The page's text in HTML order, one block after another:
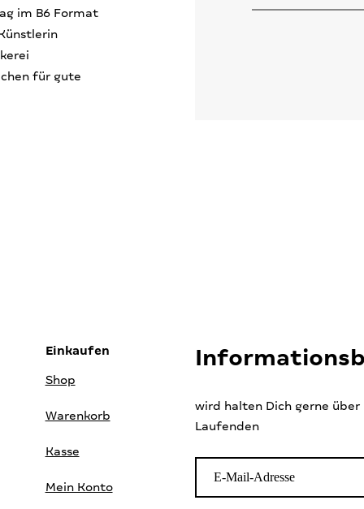
im B6 Format
für gute
Einkaufen
Shop
Warenkorb
Kasse
Mein Konto
wird halten Dich gerne
Laufenden